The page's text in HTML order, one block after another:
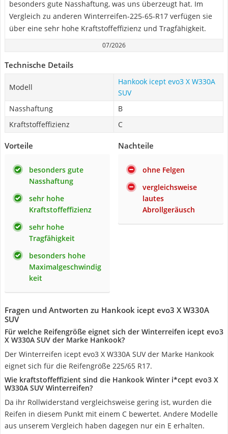
besonders gute Nasshaftung, was uns überzeugt hat. Im
Vergleich zu anderen Winterreifen-225-65-R17 verfügen sie
über eine sehr hohe Kraftstoffeffizienz und Tragfähigkeit.
07/2026
Technische Details
Modell
Hankook icept evo3 X W330A
SUV
Nasshaftung
B
Kraftstoffeffizienz
C
Vorteile
besonders gute
Nasshaftung
sehr hohe
Kraftstoffeffizienz
sehr hohe
Tragfähigkeit
besonders hohe
Maximalgeschwindig
keit
Nachteile
ohne Felgen
vergleichsweise
lautes
Abrollgeräusch
Fragen und Antworten zu Hankook icept evo3 X W330A
SUV
Für welche Reifengröße eignet sich der Winterreifen icept evo3
X W330A SUV der Marke Hankook?
Der Winterreifen icept evo3 X W330A SUV der Marke Hankook
eignet sich für die Reifengröße 225/65 R17.
Wie kraftstoffeffizient sind die Hankook Winter i*cept evo3 X
W330A SUV Winterreifen?
Da ihr Rollwiderstand vergleichsweise gering ist, wurden die
Reifen in diesem Punkt mit einem C bewertet. Andere Modelle
aus unserem Vergleich haben dagegen nur ein E erhalten.